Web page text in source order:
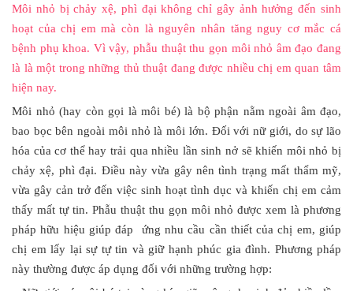
Môi nhỏ bị chảy xệ, phì đại không chỉ gây ảnh hưởng đến sinh
hoạt của chị em mà còn là nguyên nhân tăng nguy cơ mắc cá
bệnh phụ khoa. Vì vậy, phẫu thuật thu gọn môi nhỏ âm đạo đang
là là một trong những thủ thuật đang được nhiều chị em quan tâm
hiện nay.
Môi nhỏ (hay còn gọi là môi bé) là bộ phận nằm ngoài âm đạo,
bao bọc bên ngoài môi nhỏ là môi lớn. Đối với nữ giới, do sự lão
hóa của cơ thể hay trải qua nhiều lần sinh nở sẽ khiến môi nhỏ bị
chảy xệ, phì đại. Điều này vừa gây nên tình trạng mất thẩm mỹ,
vừa gây cản trở đến việc sinh hoạt tình dục và khiến chị em cảm
thấy mất tự tin. Phẫu thuật thu gọn môi nhỏ được xem là phương
pháp hữu hiệu giúp đáp ứng nhu cầu cần thiết của chị em, giúp
chị em lấy lại sự tự tin và giữ hạnh phúc gia đình. Phương pháp
này thường được áp dụng đối với những trường hợp: